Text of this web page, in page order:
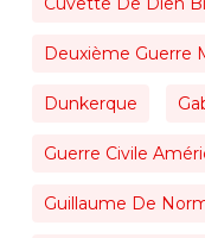
Deuxième Guerre
Dunkerque
Guerre Civile
Guillaume De